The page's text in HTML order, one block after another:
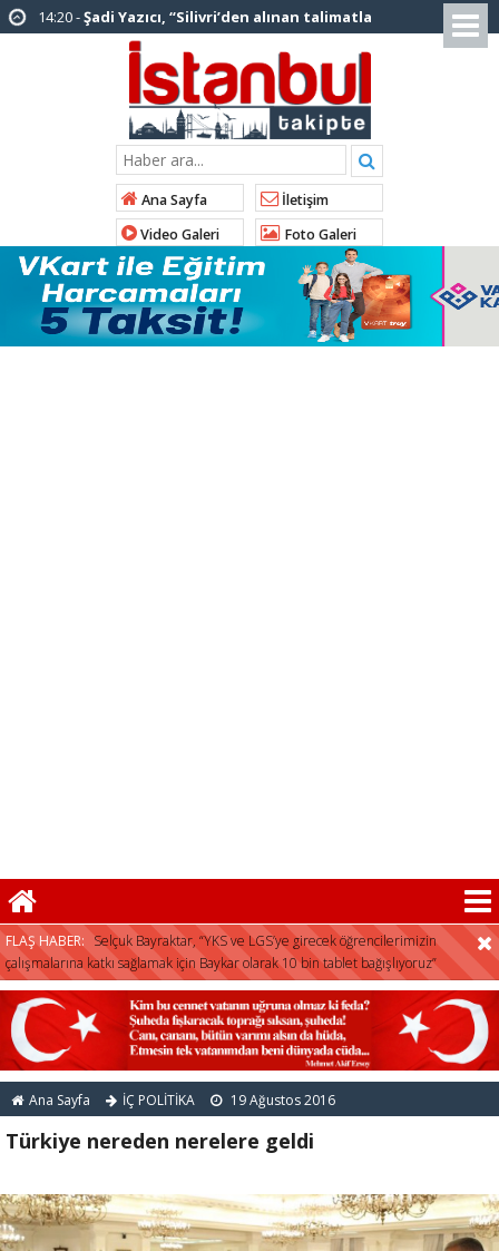
12:12 -AK Parti’ye katılan ilçe belediye
başkanlarından İl Başkanı Özdemir’e ziyaret
Tuzla Belediye Başkanı Eren Ali
Bingöl’den İBB’ye tepki
İstanbul Emniyet Müdürlüğünden
“Gök Kubbe’de, Mavi Vatan’da, Şanlı Topraklarda:
İstanbul Emniyeti Her Yerde” paylaşımı
19:26 -Çekmeköy Belediye Başkanı Orhan
Çerkez AK Parti’ye katıldı
16:56 -İstanbul’da 4 CHP’li belediye başkanı
AK Parti’ye katılıyor
Ana Sayfa
İletişim
Video Galeri
Foto Galeri
FLAŞ HABER: Selçuk Bayraktar, “YKS ve LGS’ye girecek öğrencilerimizin
çalışmalarına katkı sağlamak için Baykar olarak 10 bin tablet bağışlıyoruz”
Ana Sayfa İÇ POLİTİKA 19 Ağustos 2016
Türkiye nereden nerelere geldi